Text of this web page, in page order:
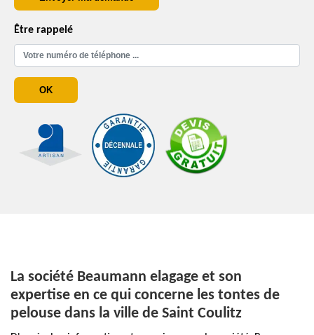
Être rappelé
La société Beaumann elagage et son
expertise en ce qui concerne les tontes de
pelouse dans la ville de Saint Coulitz